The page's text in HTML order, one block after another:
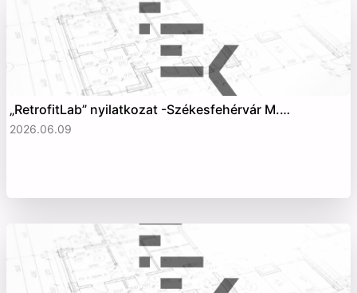
„RetrofitLab” nyilatkozat -Székesfehérvár M.…
2026.06.09